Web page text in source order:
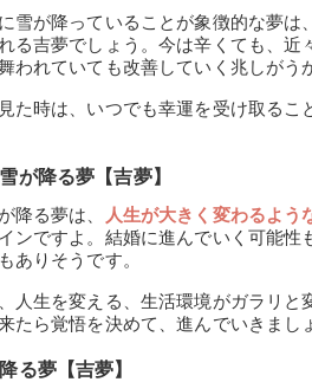
雪が降っていることが象徴的な夢は、
る吉夢でしょう。今は辛くても、
われていても改善していく兆しがう
た時は、いつでも幸運を受け取る
が降る夢【吉夢】
降る夢は、
人生が大きく変わるよう
ンですよ。結婚に進んでいく可能
ありそうです。
人生を変える、生活環境がガラリ
たら覚悟を決めて、進んでいきまし
る夢【吉夢】